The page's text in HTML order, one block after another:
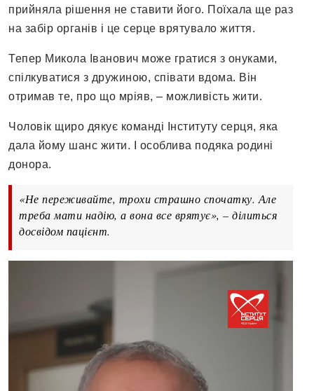
прийняла рішення не ставити його. Поїхала ще раз
на забір органів і це серце врятувало життя.
Тепер Микола Іванович може гратися з онуками,
спілкуватися з дружиною, співати вдома. Він
отримав те, про що мріяв, – можливість жити.
Чоловік щиро дякує команді Інституту серця, яка
дала йому шанс жити. І особлива подяка родині
донора.
«Не переживайте, трохи страшно спочатку. Але
треба мати надію, а вона все врятує», – ділиться
досвідом пацієнт.
Відеопрогравач